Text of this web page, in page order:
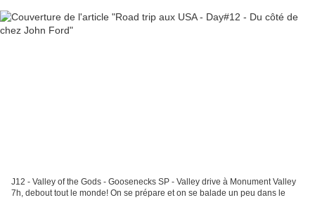
J12 - Valley of the Gods - Goosenecks SP - Valley drive à Monument Valley
7h, debout tout le monde! On se prépare et on se balade un peu dans le